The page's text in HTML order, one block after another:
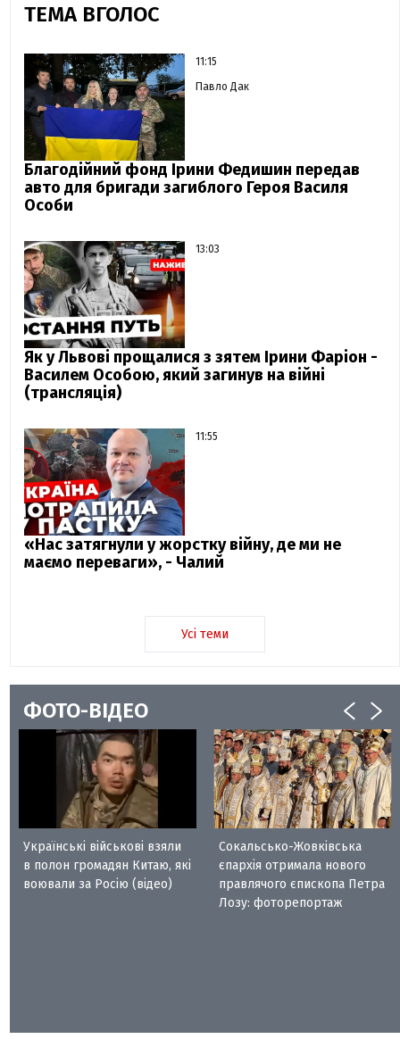
ТЕМА ВГОЛОС
11:15
Павло Дак
Благодійний фонд Ірини Федишин передав
авто для бригади загиблого Героя Василя
Особи
13:03
Як у Львові прощалися з зятем Ірини Фаріон -
Василем Особою, який загинув на війні
(трансляція)
11:55
«Нас затягнули у жорстку війну, де ми не
маємо переваги», - Чалий
Усі теми
ФОТО-ВІДЕО
Українські військові взяли
в полон громадян Китаю, які
воювали за Росію (відео)
Сокальсько-Жовківська
єпархія отримала нового
правлячого єпископа Петра
Лозу: фоторепортаж